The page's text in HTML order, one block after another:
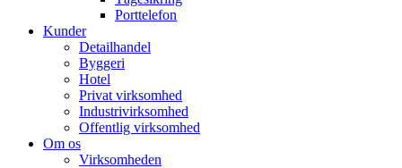
Porttelefon
Kunder
Detailhandel
Byggeri
Hotel
Privat virksomhed
Industrivirksomhed
Offentlig virksomhed
Om os
Virksomheden